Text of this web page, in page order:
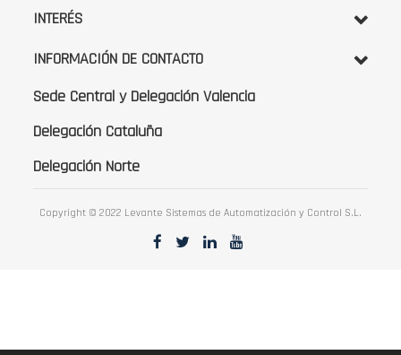
INTERÉS
INFORMACIÓN DE CONTACTO
Sede Central y Delegación Valencia
Delegación Cataluña
Delegación Norte
Copyright © 2022 Levante Sistemas de Automatización y Control S.L.